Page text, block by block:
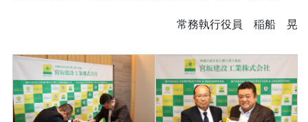
常務執行役員 稲船 晃